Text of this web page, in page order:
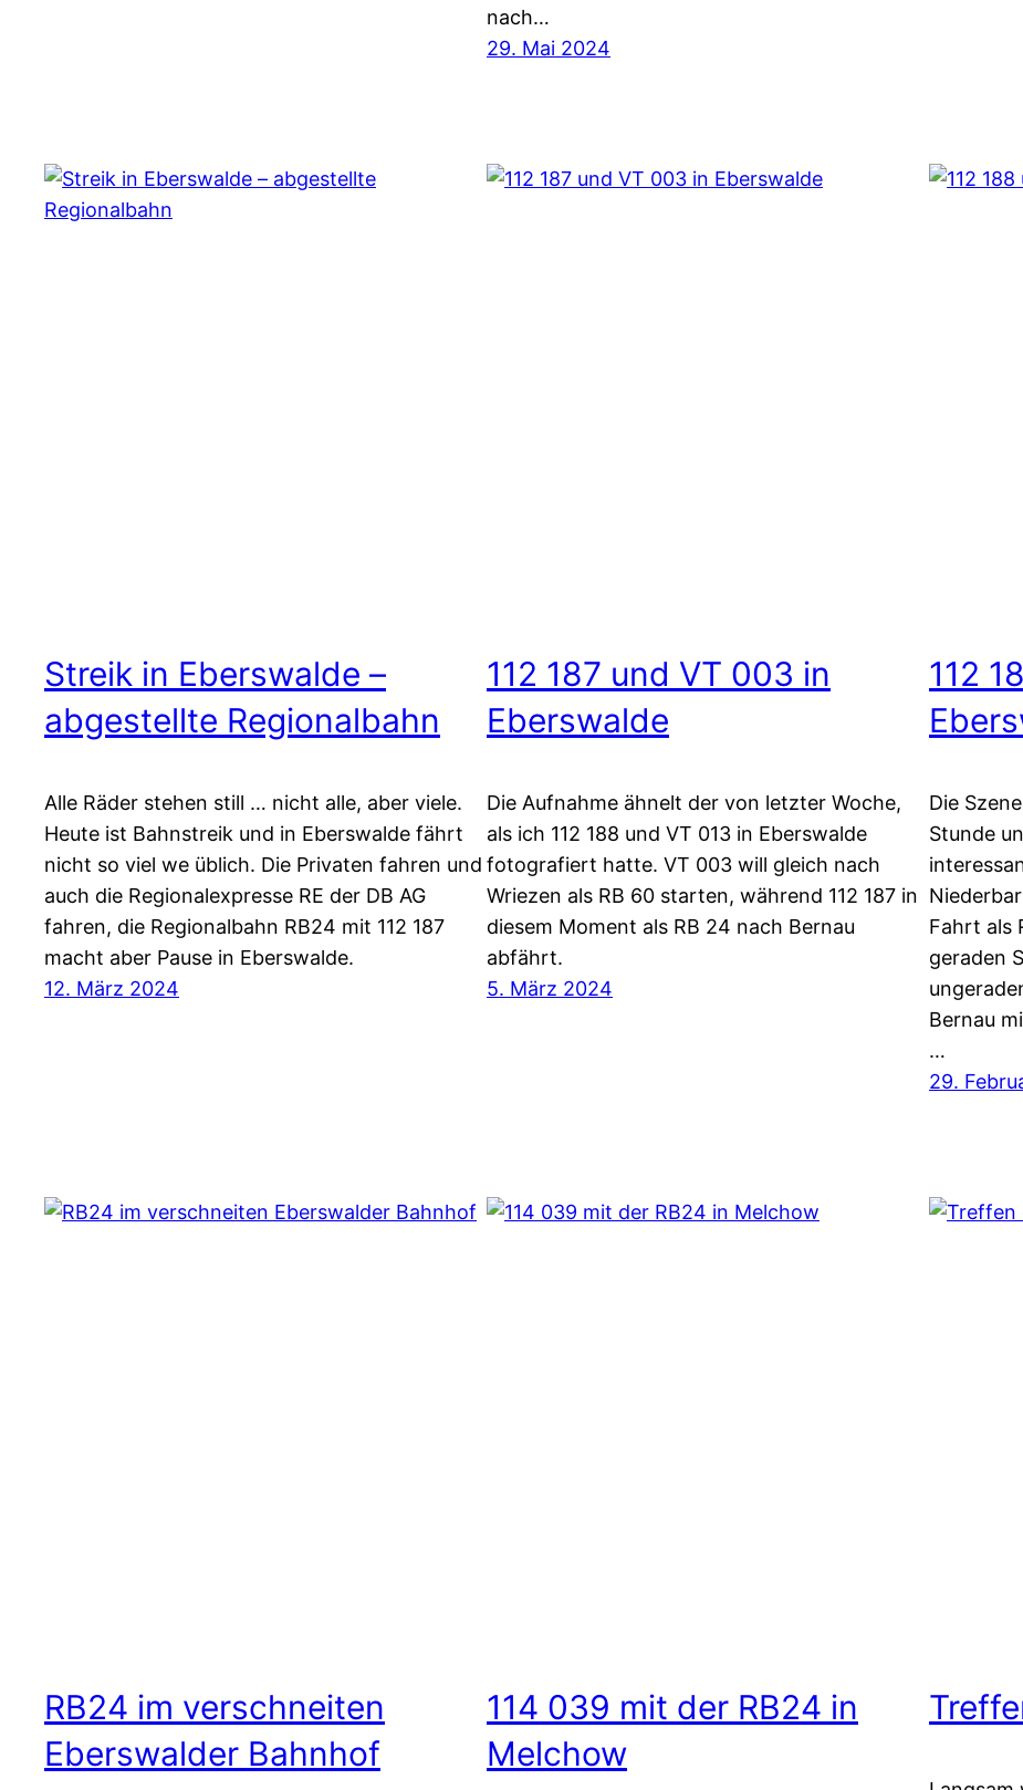
nach…
29. Mai 2024
Streik in Eberswalde –
abgestellte Regionalbahn
Alle Räder stehen still … nicht alle, aber viele.
Heute ist Bahnstreik und in Eberswalde fährt
nicht so viel we üblich. Die Privaten fahren und
auch die Regionalexpresse RE der DB AG
fahren, die Regionalbahn RB24 mit 112 187
macht aber Pause in Eberswalde.
12. März 2024
112 187 und VT 003 in
Eberswalde
Die Aufnahme ähnelt der von letzter Woche,
als ich 112 188 und VT 013 in Eberswalde
fotografiert hatte. VT 003 will gleich nach
Wriezen als RB 60 starten, während 112 187 in
diesem Moment als RB 24 nach Bernau
abfährt.
5. März 2024
112
Die
Stunde
Fahrt als
geraden
Bernau
…
29.
RB24 im verschneiten
Eberswalder Bahnhof
114 039 mit der RB24 in
Melchow